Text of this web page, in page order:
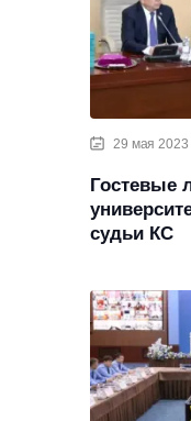
29 мая 2023
Гостевые
судьи КС